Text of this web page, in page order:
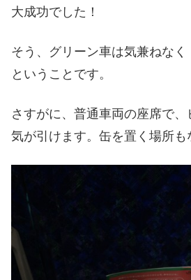
大成功でした！
そう、グリーン車は気兼ねなく
ということです。
さすがに、普通車両の座席で
気が引けます。缶を置く場所も